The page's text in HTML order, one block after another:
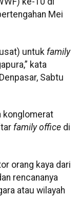
Mei
untuk family
kata
Sabtu
konglomerat
family office di
orang kaya dari
rencananya
atau wilayah